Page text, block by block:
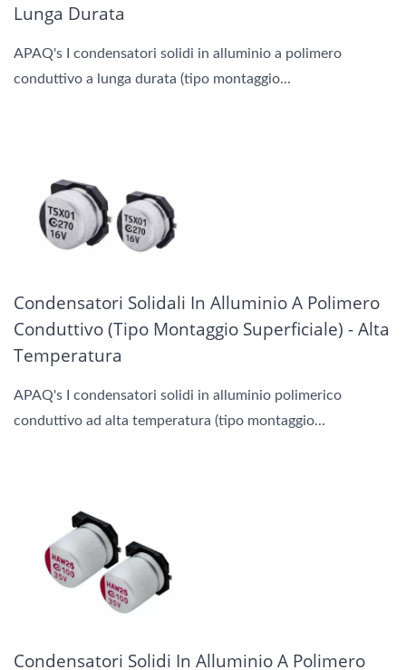
Lunga Durata
APAQ's I condensatori solidi in alluminio a polimero
conduttivo a lunga durata (tipo montaggio...
Condensatori Solidali In Alluminio A Polimero
Conduttivo (Tipo Montaggio Superficiale) - Alta
Temperatura
APAQ's I condensatori solidi in alluminio polimerico
conduttivo ad alta temperatura (tipo montaggio...
Condensatori Solidi In Alluminio A Polimero